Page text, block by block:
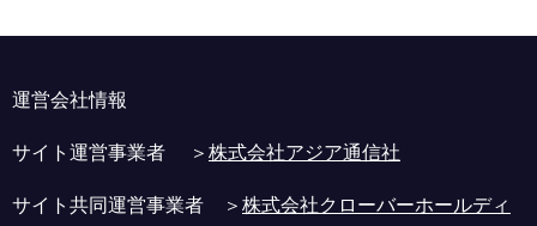
運営会社情報
サイト運営事業者 ＞株式会社アジア通信社
サイト共同運営事業者 ＞株式会社クローバーホールディ